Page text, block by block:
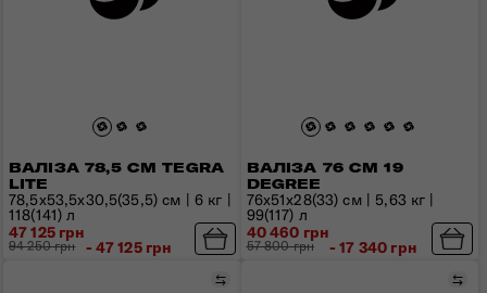
ВАЛІЗА 78,5 СМ TEGRA
LITE
78,5x53,5х30,5(35,5) см | 6 кг |
118(141) л
47 125 грн
94 250 грн - 47 125 грн
ВАЛІЗА 76 СМ 19
DEGREE
76х51х28(33) см | 5,63 кг |
99(117) л
40 460 грн
57 800 грн - 17 340 грн
Порівняти